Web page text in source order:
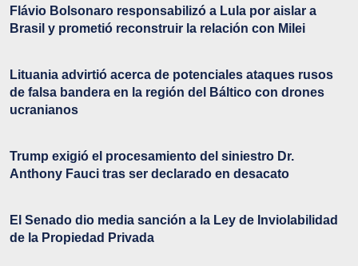
Flávio Bolsonaro responsabilizó a Lula por aislar a
Brasil y prometió reconstruir la relación con Milei
Lituania advirtió acerca de potenciales ataques rusos
de falsa bandera en la región del Báltico con drones
ucranianos
Trump exigió el procesamiento del siniestro Dr.
Anthony Fauci tras ser declarado en desacato
El Senado dio media sanción a la Ley de Inviolabilidad
de la Propiedad Privada